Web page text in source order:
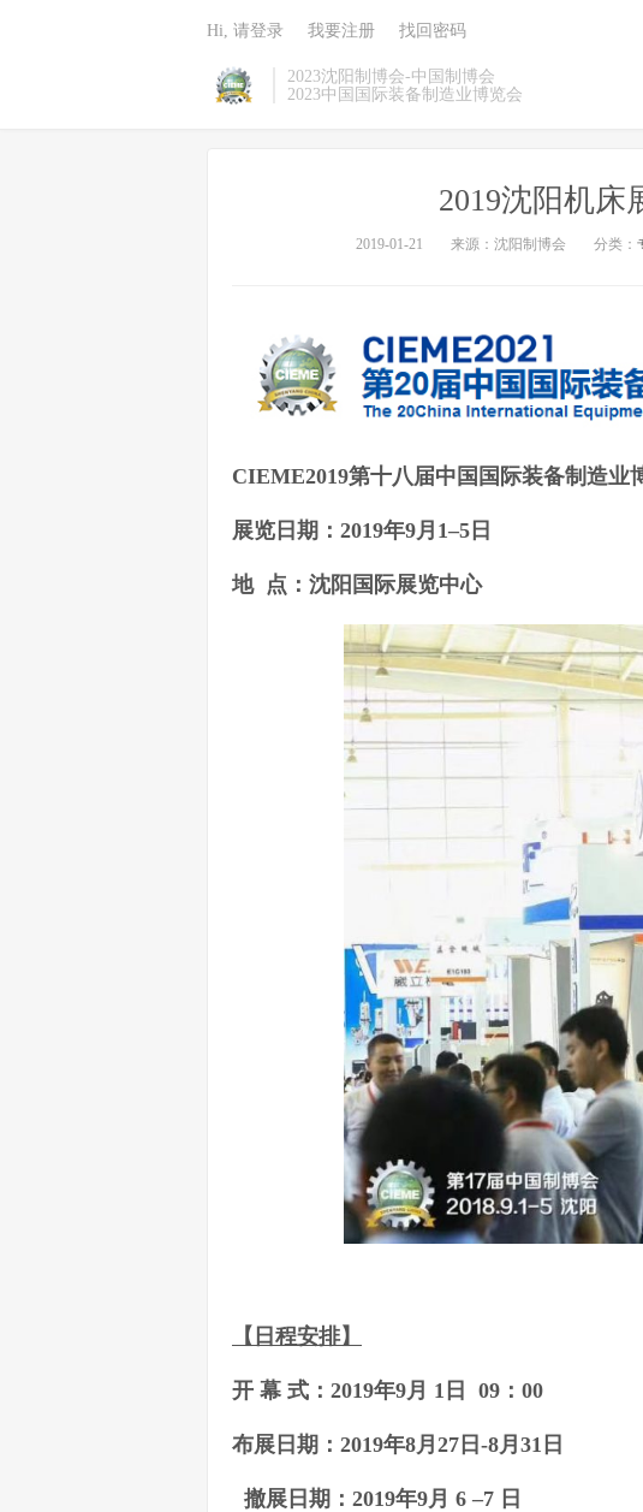
2023沈阳制博会-中国制博会
2023中国国际装备制造业博览会
Hi, 请登录 我要注册 找回密码
2019沈阳机床
2019-01-21 来源：沈阳制博会 分类：
CIEME2019第十八届中国国际装备制造业
展览日期：2019年9月1–5日
地 点：沈阳国际展览中心
【 日程安排】
开 幕 式：2019年9月 1日 09：00
布展日期：2019年8月27日-8月31日
撤展日期：2019年9月 6 –7 日